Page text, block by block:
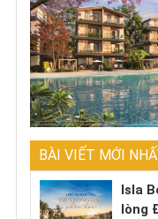
BÀI VIẾT MỚI
Isla
lòng